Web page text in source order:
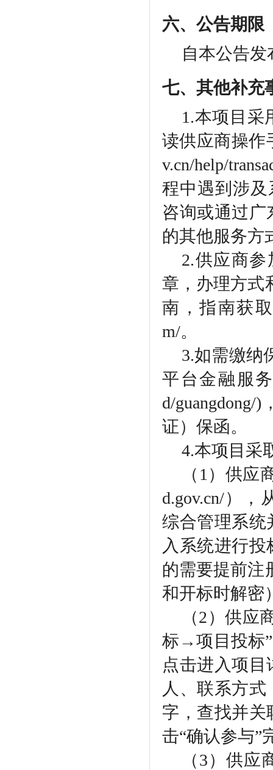
六、公告期限
自本公告发
七、其他补充
1.本项目采
读供应商操作
v.cn/help/
程中遇到涉及
咨询或通过
的其他服务方
2.供应商
章，办理方式
南，指南获取
m/。
3.如需缴纳
平台金融服务
d/guangdong/
证）保函。
4.本项目采
（ 1）供应
d.gov.cn/），
综合管理系统
入系统进行
的需要提前注
和开标时解密
（2）供应
标→项目投标
点击进入项
人、联系方
字，查找并关
击“确认参与”
（3）供应